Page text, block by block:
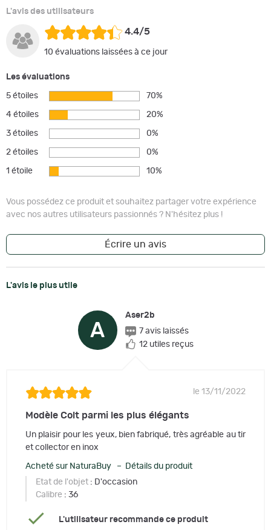
L'avis des utilisateurs
4.4/5
10 évaluations laissées à ce jour
Les évaluations
5 étoiles 70%
4 étoiles 20%
3 étoiles 0%
2 étoiles 0%
1 étoile 10%
Vous possédez ce produit et souhaitez partager votre expérience
avec nos autres utilisateurs passionnés ? N'hésitez plus !
Écrire un avis
L'avis le plus utile
A
Aser2b
7 avis laissés
12 utiles reçus
le 13/11/2022
Modèle Colt parmi les plus élégants
Un plaisir pour les yeux, bien fabriqué, très agréable au tir
et collector en inox
Acheté sur NaturaBuy – Détails du produit
Etat de l'objet : D'occasion
Calibre : 36
L'utilisateur recommande ce produit